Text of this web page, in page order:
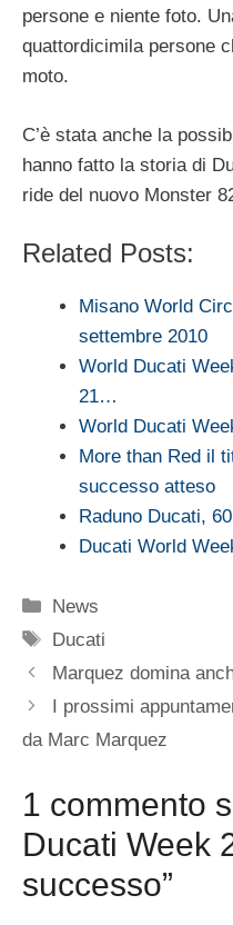
persone e niente foto.
quattordicimila persone
moto.
C’è stata anche la
hanno fatto la storia di
ride del nuovo Monster
Related Posts:
Misano World
settembre 2010
World Ducati
21…
World Ducati
More than Red il
successo atteso
Raduno Ducati,
Ducati World
Categorie
News
Tag
Ducati
Marquez domina
I prossimi
da Marc Marquez
1 commento
Ducati Week
successo”